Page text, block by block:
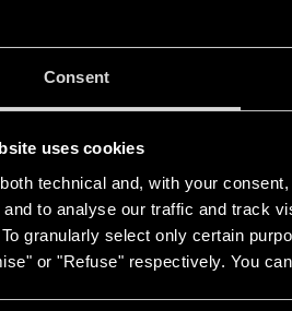
Consent
uses cookies
technical and, with your
and to analyse our traffic and track
granularly select only certain
or "Refuse" respectively. You